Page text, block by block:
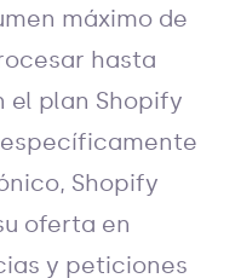
máximo de
hasta
el plan Shopify
Shopify
oferta en
y peticiones